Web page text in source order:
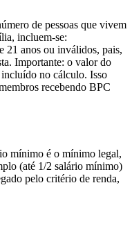
de pessoas que vivem
incluem-se:
21 anos ou inválidos, pais,
Importante: o valor do
no cálculo. Isso
recebendo BPC
mínimo é o mínimo legal,
(até 1/2 salário mínimo)
pelo critério de renda,